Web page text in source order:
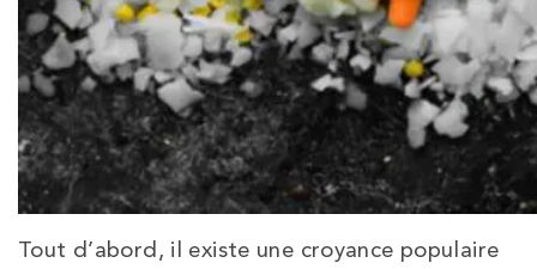
Tout d’abord, il existe une croyance populaire